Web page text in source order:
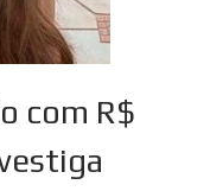
com R$